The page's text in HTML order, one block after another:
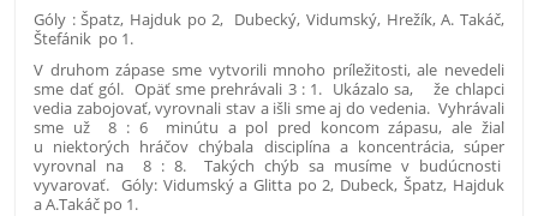
Góly : Špatz, Hajduk po 2, Dubecký, Vidumský, Hrežík, A. Takáč,
Štefánik po 1.
V druhom zápase sme vytvorili mnoho príležitosti, ale nevedeli
sme dať gól. Opäť sme prehrávali 3 : 1. Ukázalo sa, že chlapci
vedia zabojovať, vyrovnali stav a išli sme aj do vedenia. Vyhrávali
sme už 8 : 6 minútu a pol pred koncom zápasu, ale žiaľ
u niektorých hráčov chýbala disciplína a koncentrácia, súper
vyrovnal na 8 : 8. Takých chýb sa musíme v budúcnosti
vyvarovať. Góly: Vidumský a Glitta po 2, Dubeck, Špatz, Hajduk
a A.Takáč po 1.